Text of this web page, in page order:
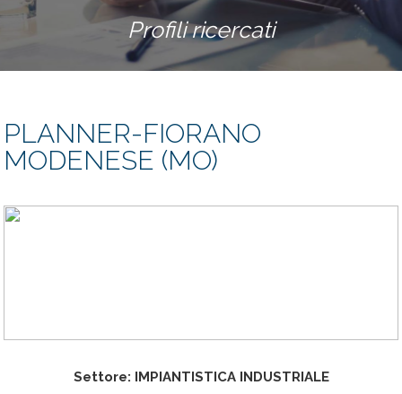
Profili ricercati
PLANNER-FIORANO
MODENESE (MO)
Settore: IMPIANTISTICA INDUSTRIALE